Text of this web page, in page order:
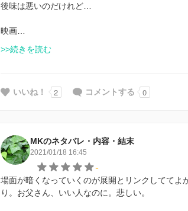
後味は悪いのだけれど…
映画…
>>続きを読む
いいね！ 2 コメントする 0
MKのネタバレ・内容・結末
2021/01/18 16:45
-
場面が暗くなっていくのが展開とリンクしててよ
り。お父さん、いい人なのに。悲しい。